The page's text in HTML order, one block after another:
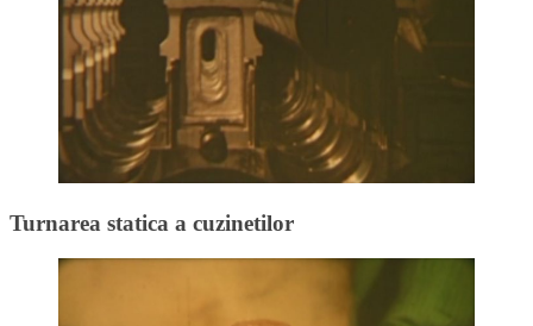
Turnarea statica a cuzinetilor